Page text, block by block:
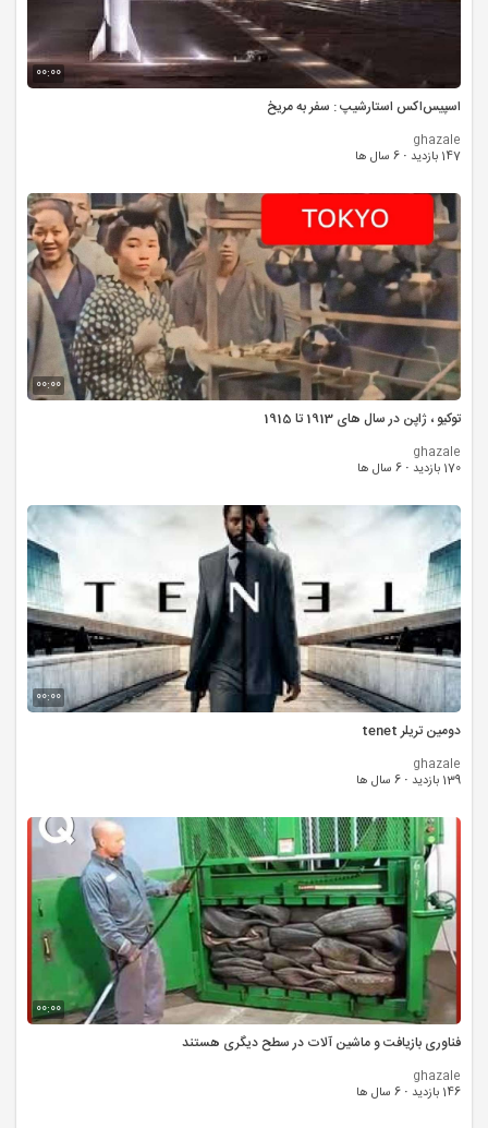
00:00
اسپیس‌اکس استارشیپ : سفر به مریخ
ghazale
147 بازدید
· 6 سال ها
00:00
توکیو ، ژاپن در سال های 1913 تا 1915
ghazale
170 بازدید
· 6 سال ها
00:00
دومین تریلر tenet
ghazale
139 بازدید
· 6 سال ها
00:00
فناوری بازیافت و ماشین آلات در سطح دیگری هستند
ghazale
146 بازدید
· 6 سال ها